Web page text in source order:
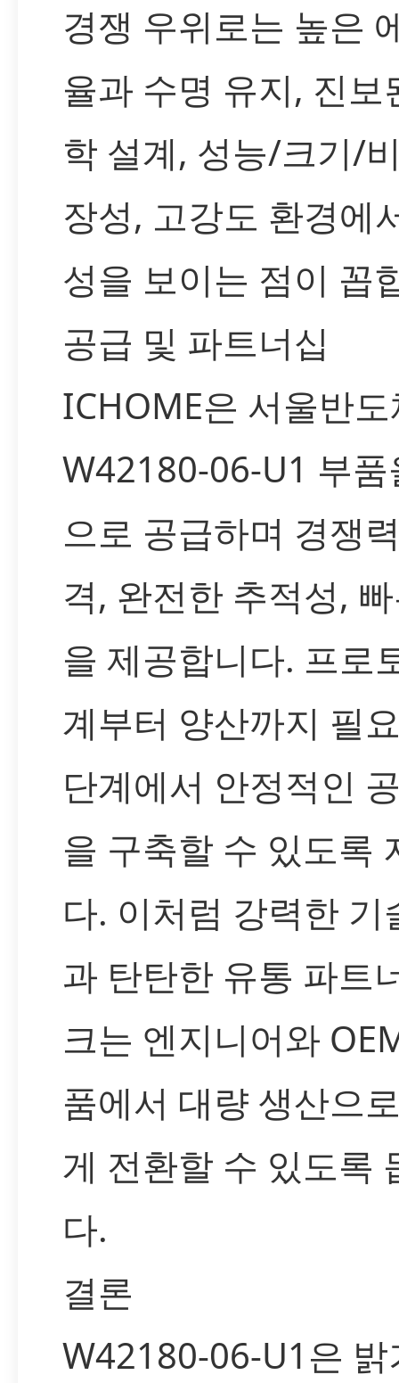
경쟁 우위로는 높은
율과 수명 유지, 진보
학 설계, 성능/크기/
장성, 고강도 환경에
성을 보이는 점이 꼽
공급 및 파트너십
ICHOME은 서울반
W42180-06-U1 부품
으로 공급하며 경쟁
격, 완전한 추적성,
을 제공합니다. 프로
계부터 양산까지 필
단계에서 안정적인
을 구축할 수 있도록
다. 이처럼 강력한 기
과 탄탄한 유통 파트
크는 엔지니어와
품에서 대량 생산으
게 전환할 수 있도록
다.
결론
W42180-06-U1은 밝